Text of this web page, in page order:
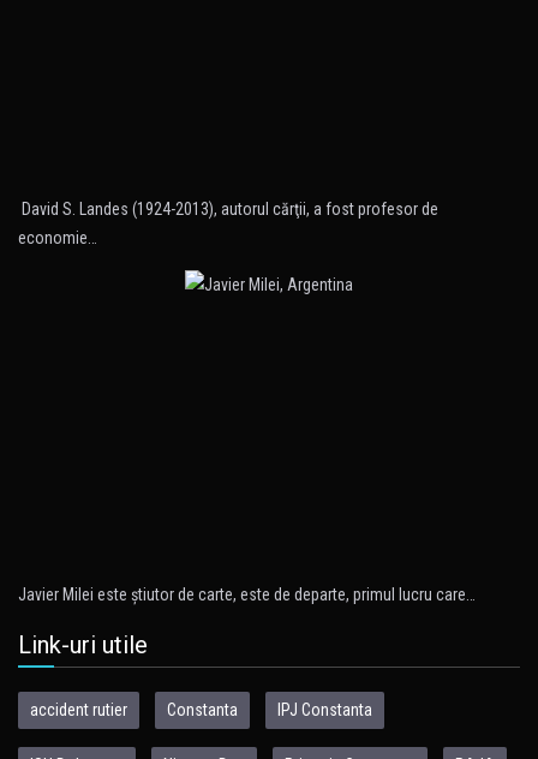
David S. Landes (1924-2013), autorul cărţii, a fost profesor de
economie…
Javier Milei este ştiutor de carte, este de departe, primul lucru care…
Link-uri utile
accident rutier Constanta IPJ Constanta